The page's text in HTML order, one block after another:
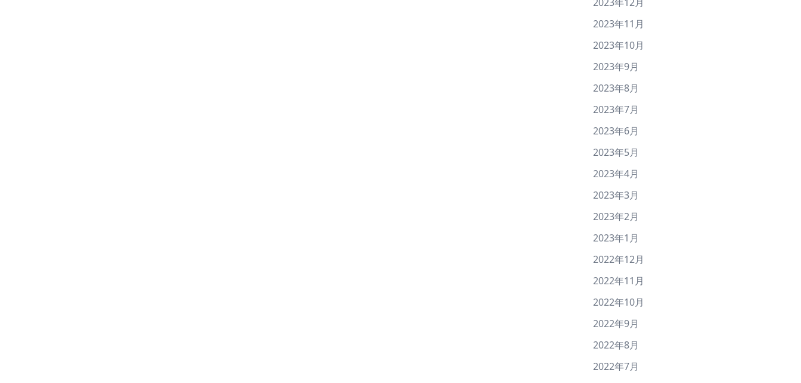
2023年11月
2023年10月
2023年9月
2023年8月
2023年7月
2023年6月
2023年5月
2023年4月
2023年3月
2023年2月
2023年1月
2022年12月
2022年11月
2022年10月
2022年9月
2022年8月
2022年7月